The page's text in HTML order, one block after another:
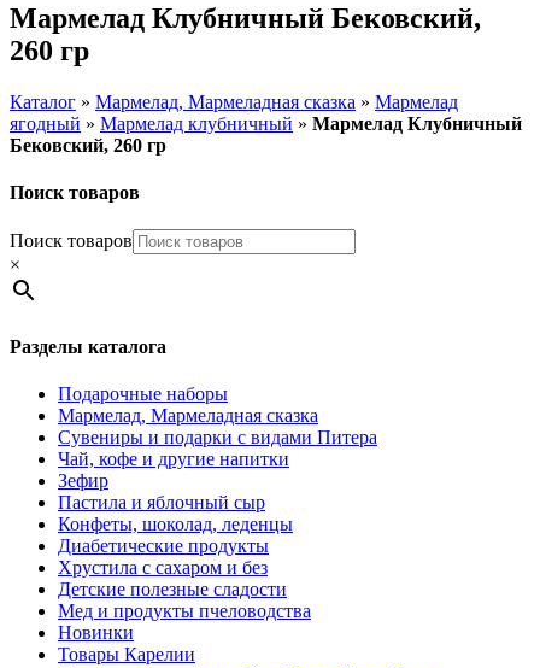
Мармелад Клубничный Бековский,
260 гр
Каталог » Мармелад, Мармеладная сказка » Мармелад
ягодный » Мармелад клубничный » Мармелад Клубничный
Бековский, 260 гр
Поиск товаров
Поиск товаров
×
Разделы каталога
Подарочные наборы
Мармелад, Мармеладная сказка
Сувениры и подарки с видами Питера
Чай, кофе и другие напитки
Зефир
Пастила и яблочный сыр
Конфеты, шоколад, леденцы
Диабетические продукты
Хрустила с сахаром и без
Детские полезные сладости
Мед и продукты пчеловодства
Новинки
Товары Карелии